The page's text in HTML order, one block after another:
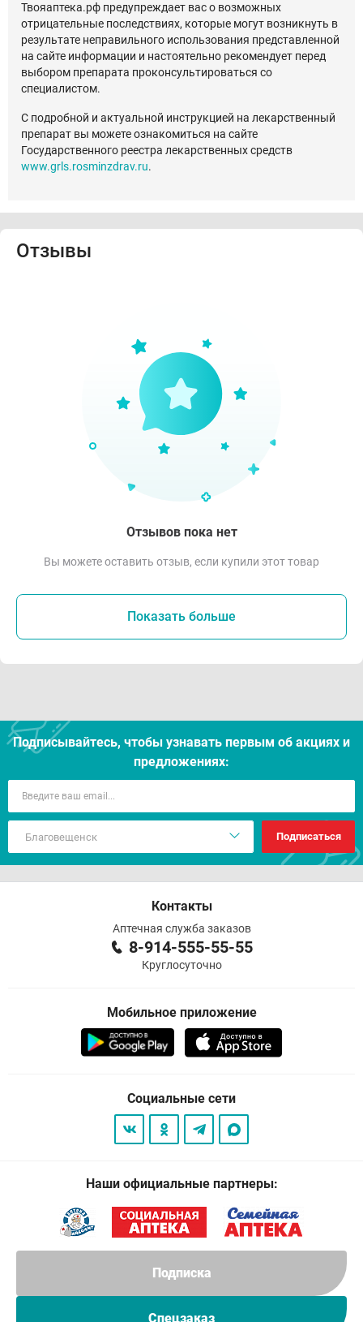
Подписка
Спецзаказ
Твояаптека.рф предупреждает вас о возможных
отрицательные последствиях, которые могут возникнуть в
результате неправильного использования представленной
на сайте информации и настоятельно рекомендует перед
выбором препарата проконсультироваться со
специалистом.
С подробной и актуальной инструкцией на лекарственный
препарат вы можете ознакомиться на сайте
Государственного реестра лекарственных средств
www.grls.rosminzdrav.ru.
Отзывы
Отзывов пока нет
Вы можете оставить отзыв, если купили этот товар
Показать больше
Подписывайтесь, чтобы узнавать первым об акцияx и
предложениях:
Подписаться
Контакты
Аптечная служба заказов
8-914-555-55-55
Круглосуточно
Мобильное приложение
Социальные сети
Наши официальные партнеры: